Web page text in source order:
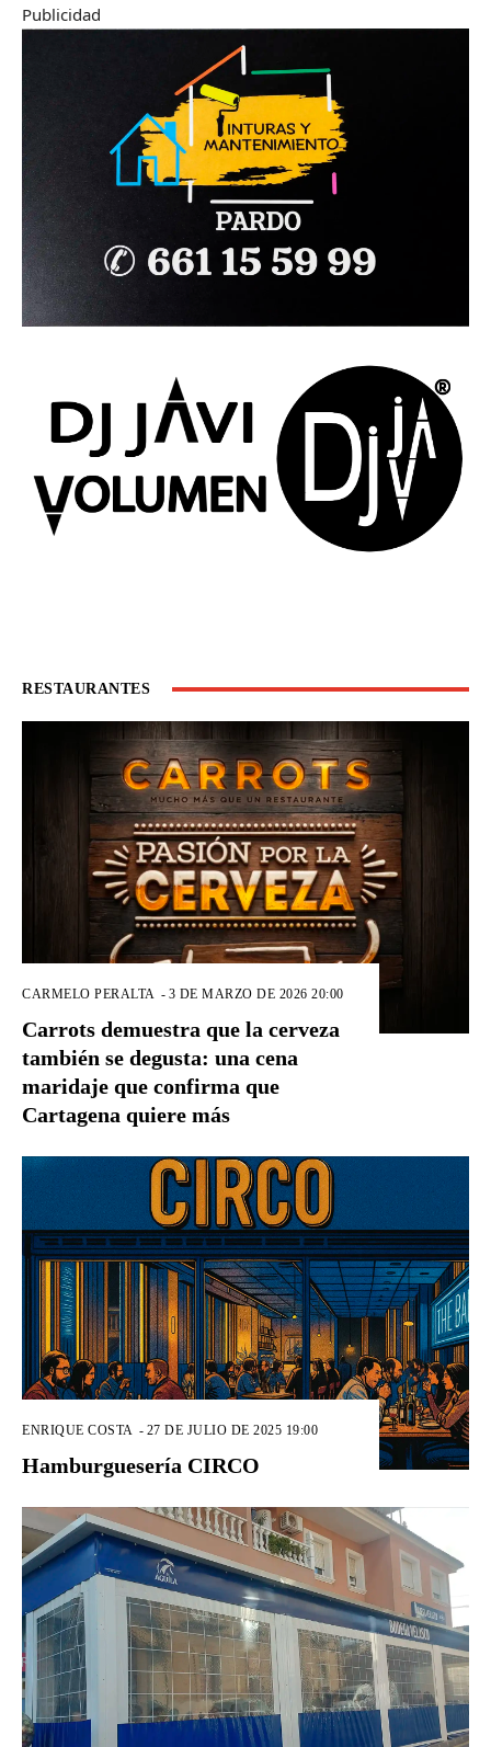
Publicidad
RESTAURANTES
CARMELO PERALTA - 3 DE MARZO DE 2026 20:00
Carrots demuestra que la cerveza
también se degusta: una cena
maridaje que confirma que
Cartagena quiere más
ENRIQUE COSTA - 27 DE JULIO DE 2025 19:00
Hamburguesería CIRCO